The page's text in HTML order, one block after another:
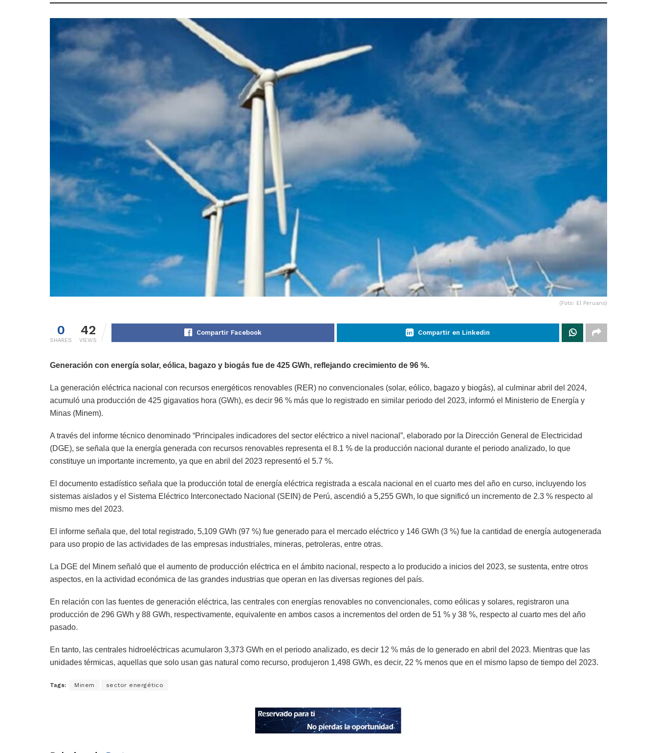
(Foto: El Peruano)
0
SHARES
42
VIEWS
Compartir Facebook Compartir en Linkedin
Generación con energía solar, eólica, bagazo y biogás fue de 425 GWh, reflejando crecimiento de 96 %.
La generación eléctrica nacional con recursos energéticos renovables (RER) no convencionales (solar, eólico, bagazo y biogás), al culminar abril del 2024,
acumuló una producción de 425 gigavatios hora (GWh), es decir 96 % más que lo registrado en similar periodo del 2023, informó el Ministerio de Energía y
Minas (Minem).
A través del informe técnico denominado “Principales indicadores del sector eléctrico a nivel nacional”, elaborado por la Dirección General de Electricidad
(DGE), se señala que la energía generada con recursos renovables representa el 8.1 % de la producción nacional durante el periodo analizado, lo que
constituye un importante incremento, ya que en abril del 2023 representó el 5.7 %.
El documento estadístico señala que la producción total de energía eléctrica registrada a escala nacional en el cuarto mes del año en curso, incluyendo los
sistemas aislados y el Sistema Eléctrico Interconectado Nacional (SEIN) de Perú, ascendió a 5,255 GWh, lo que significó un incremento de 2.3 % respecto al
mismo mes del 2023.
El informe señala que, del total registrado, 5,109 GWh (97 %) fue generado para el mercado eléctrico y 146 GWh (3 %) fue la cantidad de energía autogenerada
para uso propio de las actividades de las empresas industriales, mineras, petroleras, entre otras.
La DGE del Minem señaló que el aumento de producción eléctrica en el ámbito nacional, respecto a lo producido a inicios del 2023, se sustenta, entre otros
aspectos, en la actividad económica de las grandes industrias que operan en las diversas regiones del país.
En relación con las fuentes de generación eléctrica, las centrales con energías renovables no convencionales, como eólicas y solares, registraron una
producción de 296 GWh y 88 GWh, respectivamente, equivalente en ambos casos a incrementos del orden de 51 % y 38 %, respecto al cuarto mes del año
pasado.
En tanto, las centrales hidroeléctricas acumularon 3,373 GWh en el periodo analizado, es decir 12 % más de lo generado en abril del 2023. Mientras que las
unidades térmicas, aquellas que solo usan gas natural como recurso, produjeron 1,498 GWh, es decir, 22 % menos que en el mismo lapso de tiempo del 2023.
Tags: Minem sector energético